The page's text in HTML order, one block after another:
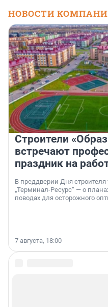
НОВОСТИ
Строители
встречают
праздник на
В преддверии Дня
„Терминал-Ресурс“ — о
поводах для осторожного
7 августа, 18:00